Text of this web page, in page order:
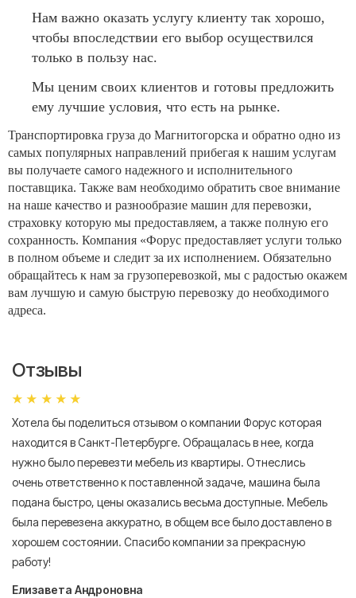
Нам важно оказать услугу клиенту так хорошо,
чтобы впоследствии его выбор осуществился
только в пользу нас.
Мы ценим своих клиентов и готовы предложить
ему лучшие условия, что есть на рынке.
Транспортировка груза до Магнитогорска и обратно одно из
самых популярных направлений прибегая к нашим услугам
вы получаете самого надежного и исполнительного
поставщика. Также вам необходимо обратить свое внимание
на наше качество и разнообразие машин для перевозки,
страховку которую мы предоставляем, а также полную его
сохранность. Компания «Форус предоставляет услуги только
в полном объеме и следит за их исполнением. Обязательно
обращайтесь к нам за грузоперевозкой, мы с радостью окажем
вам лучшую и самую быструю перевозку до необходимого
адреса.
Отзывы
Хотела бы поделиться отзывом о компании Форус которая
находится в Санкт-Петербурге. Обращалась в нее, когда
нужно было перевезти мебель из квартиры. Отнеслись
очень ответственно к поставленной задаче, машина была
подана быстро, цены оказались весьма доступные. Мебель
была перевезена аккуратно, в общем все было доставлено в
хорошем состоянии. Спасибо компании за прекрасную
работу!
Елизавета Андроновна